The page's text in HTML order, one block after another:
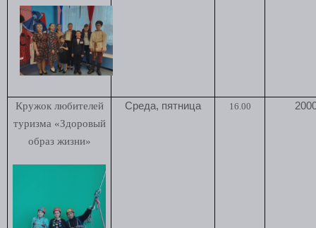
Кружок любителей
туризма «Здоровый
образ жизни»
Среда, пятница 16.00